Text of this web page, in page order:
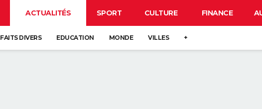
ACTUALITÉS SPORT CULTURE FINANCE
FAITS DIVERS EDUCATION MONDE VILLES +